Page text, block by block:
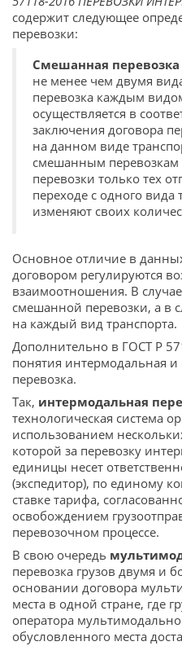
содержит следующее
перевозки:
Смешанная перевозка
не менее чем двумя
перевозка каждым
осуществляется в
заключения договора
на данном виде
смешанным перевозкам
перевозки только тех
переходе с одного вида
изменяют своих
Основное отличие в
договором регулируются
взаимоотношения. В
смешанной перевозки, а в
на каждый вид транспорта.
Дополнительно в ГОСТ Р
понятия интермодальная
перевозка.
Так, интермодальная
технологическая система
использованием
которой за перевозку
единицы несет
(экспедитор), по единому
ставке тарифа,
освобождением
перевозочном процессе.
В свою очередь
перевозка грузов двумя и
основании договора
места в одной стране, где
оператора
обусловленного места